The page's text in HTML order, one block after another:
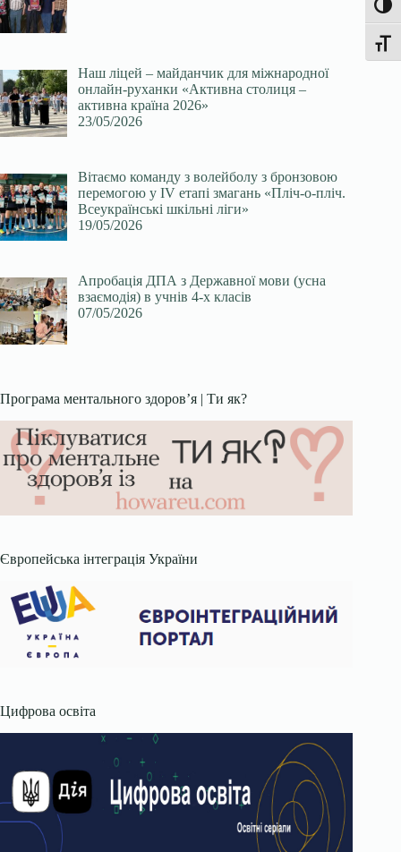
Наш ліцей – майданчик для міжнародної
онлайн-руханки «Активна столиця –
активна країна 2026»
23/05/2026
Вітаємо команду з волейболу з бронзовою
перемогою у ІV етапі змагань «Пліч-о-пліч.
Всеукраїнські шкільні ліги»
19/05/2026
Апробація ДПА з Державної мови (усна
взаємодія) в учнів 4-х класів
07/05/2026
Програма ментального здоров’я | Ти як?
Європейська інтеграція України
Цифрова освіта